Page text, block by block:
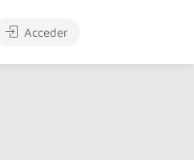
Acceder